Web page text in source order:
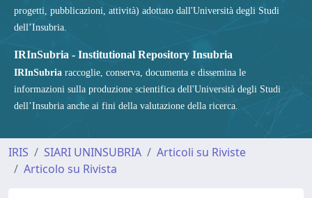
progetti, pubblicazioni, attività) adottato dall'Università degli Studi
dell’Insubria.
IRInSubria - Institutional Repository Insubria
IRInSubria raccoglie, conserva, documenta e dissemina le
informazioni sulla produzione scientifica dell'Università degli Studi
dell’Insubria anche ai fini della valutazione della ricerca.
IRIS SIARI UNINSUBRIA
Articoli su Riviste
Articolo su Rivista